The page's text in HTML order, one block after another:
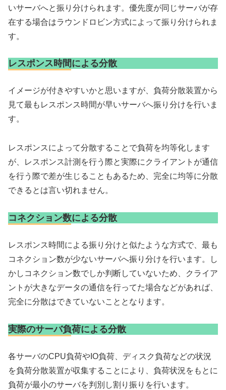
いサーバへと振り分けられます。優先度が同じサーバが存
在する場合はラウンドロビン方式によって振り分けられま
す。
レスポンス時間による分散
イメージが付きやすいかと思いますが、負荷分散装置から
見て最もレスポンス時間が早いサーバへ振り分けを行いま
す。
レスポンスによって分散することで負荷を均等化します
が、レスポンス計測を行う際と実際にクライアントが通信
を行う際で差が生じることもあるため、完全に均等に分散
できるとは言い切れません。
コネクション数による分散
レスポンス時間による振り分けと似たような方式で、最も
コネクション数が少ないサーバへ振り分けを行います。し
かしコネクション数でしか判断していないため、クライア
ントが大きなデータの通信を行ってた場合などがあれば、
完全に分散はできていないこととなります。
実際のサーバ負荷による分散
各サーバのCPU負荷やIO負荷、ディスク負荷などの状況
を負荷分散装置が収集することにより、負荷状況をもとに
負荷が最小のサーバを判別し割り振りを行います。